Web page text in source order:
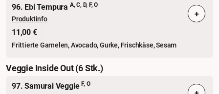
96. Ebi Tempura A, C, D, F, O
Produktinfo
11,00 €
Frittierte Garnelen, Avocado, Gurke, Frischkäse, Sesam
+
Veggie Inside Out (6 Stk.)
97. Samurai VeggieF, O